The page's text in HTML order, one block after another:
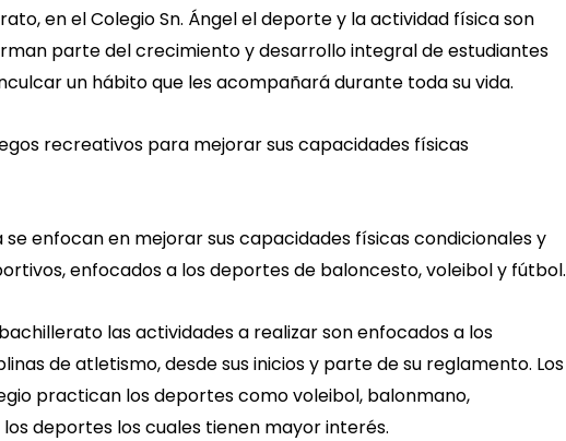
en el Colegio Sn. Ángel el deporte y la actividad física son
parte del crecimiento y desarrollo integral de estudiantes
un hábito que les acompañará durante toda su vida.
recreativos para mejorar sus capacidades físicas
se enfocan en mejorar sus capacidades físicas condicionales y
enfocados a los deportes de baloncesto, voleibol y fútbol.
las actividades a realizar son enfocados a los
de atletismo, desde sus inicios y parte de su reglamento. Los
practican los deportes como voleibol, balonmano,
deportes los cuales tienen mayor interés.